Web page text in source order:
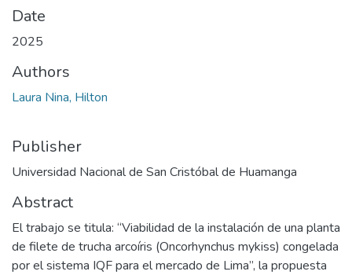
Date
2025
Authors
Laura Nina, Hilton
Publisher
Universidad Nacional de San Cristóbal de Huamanga
Abstract
El trabajo se titula: “Viabilidad de la instalación de una planta
de filete de trucha arcoíris (Oncorhynchus mykiss) congelada
por el sistema IQF para el mercado de Lima”, la propuesta